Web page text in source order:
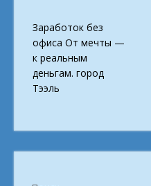
navigation
Заработок без
офиса От мечты —
к реальным
деньгам. город
Тээль